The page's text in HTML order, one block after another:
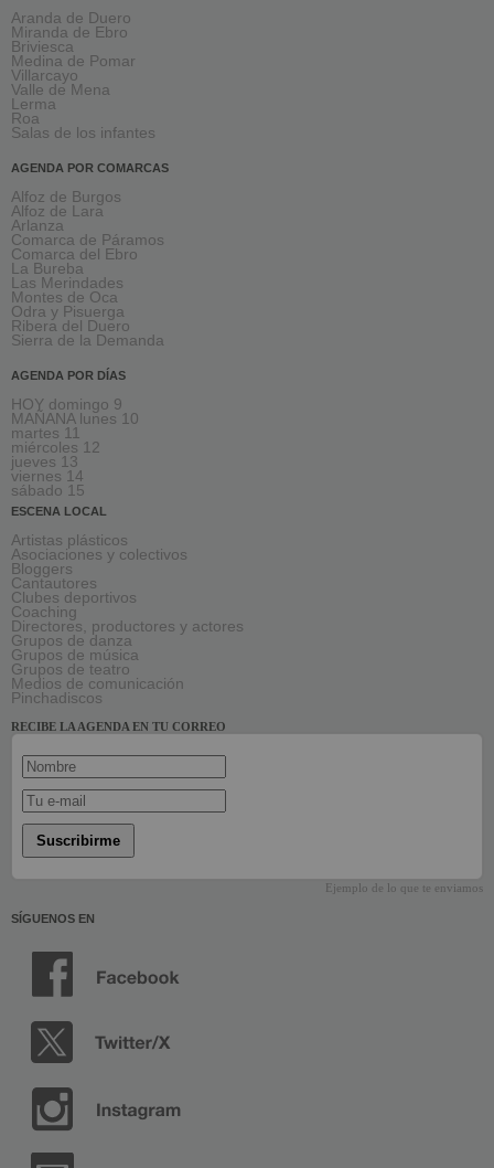
Aranda de Duero
Miranda de Ebro
Briviesca
Medina de Pomar
Villarcayo
Valle de Mena
Lerma
Roa
Salas de los infantes
AGENDA POR COMARCAS
Alfoz de Burgos
Alfoz de Lara
Arlanza
Comarca de Páramos
Comarca del Ebro
La Bureba
Las Merindades
Montes de Oca
Odra y Pisuerga
Ribera del Duero
Sierra de la Demanda
AGENDA POR DÍAS
HOY domingo 9
MAÑANA lunes 10
martes 11
miércoles 12
jueves 13
viernes 14
sábado 15
ESCENA LOCAL
Artistas plásticos
Asociaciones y colectivos
Bloggers
Cantautores
Clubes deportivos
Coaching
Directores, productores y actores
Grupos de danza
Grupos de música
Grupos de teatro
Medios de comunicación
Pinchadiscos
RECIBE LA AGENDA EN TU CORREO
Suscribirme
Ejemplo de lo que te enviamos
SÍGUENOS EN